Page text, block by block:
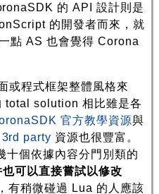
的 API 設計則是
的開發者而來，就
點 AS 也會覺得 Corona
或程式框架整體風格來
total solution 相比雖是各
官方教學資源與
3rd party 資源也很豐富。
十個依據內容分門別類的
可以直接嘗試以修改
，有稍微碰過 Lua 的人應該